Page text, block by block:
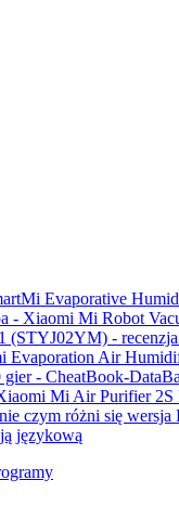
Evaporative
- Xiaomi Mi Robot
(STYJ02YM) -
Evaporation Air
- CheatBook-
Mi Air Purifier
czym różni się wersja
językową